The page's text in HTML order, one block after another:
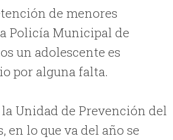
de menores
Policía Municipal de
un adolescente es
por alguna falta.
Unidad de Prevención del
en lo que va del año se